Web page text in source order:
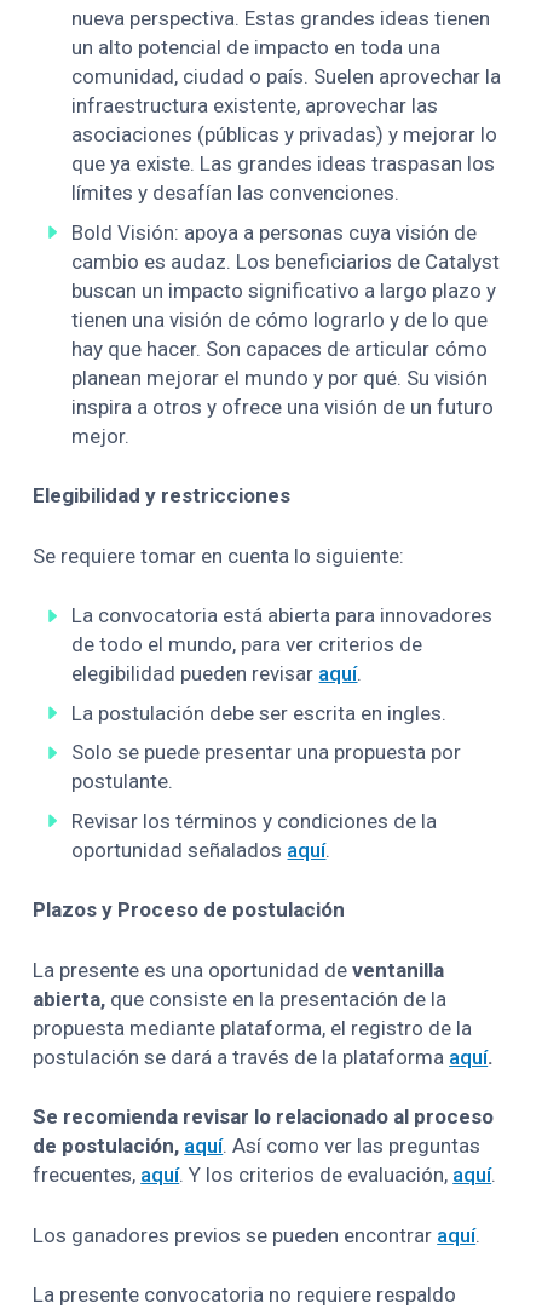
nueva perspectiva. Estas grandes ideas tienen
un alto potencial de impacto en toda una
comunidad, ciudad o país. Suelen aprovechar la
infraestructura existente, aprovechar las
asociaciones (públicas y privadas) y mejorar lo
que ya existe. Las grandes ideas traspasan los
límites y desafían las convenciones.
Bold Visión: apoya a personas cuya visión de
cambio es audaz. Los beneficiarios de Catalyst
buscan un impacto significativo a largo plazo y
tienen una visión de cómo lograrlo y de lo que
hay que hacer. Son capaces de articular cómo
planean mejorar el mundo y por qué. Su visión
inspira a otros y ofrece una visión de un futuro
mejor.
Elegibilidad y restricciones
Se requiere tomar en cuenta lo siguiente:
La convocatoria está abierta para innovadores
de todo el mundo, para ver criterios de
elegibilidad pueden revisar aquí.
La postulación debe ser escrita en ingles.
Solo se puede presentar una propuesta por
postulante.
Revisar los términos y condiciones de la
oportunidad señalados aquí.
Plazos y Proceso de postulación
La presente es una oportunidad deventanilla
abierta, que consiste en la presentación de la
propuesta mediante plataforma, el registro de la
postulación se dará a través de la plataforma aquí.
Se recomienda revisar lo relacionado al proceso
de postulación, aquí. Así como ver las preguntas
frecuentes, aquí. Y los criterios de evaluación, aquí.
Los ganadores previos se pueden encontrar aquí.
La presente convocatoria no requiere respaldo